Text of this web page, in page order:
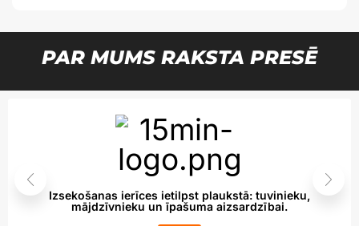
PAR MUMS RAKSTA PRESĒ
Izsekošanas ierīces ietilpst plaukstā: tuvinieku,
mājdzīvnieku un īpašuma aizsardzībai.